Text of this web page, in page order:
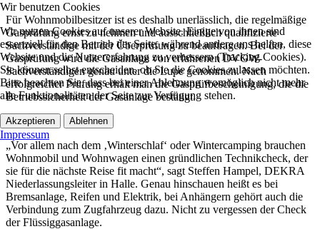
Für Wohnmobilbesitzer ist es deshalb unerlässlich, die regelmäßige
Gasprüfung ernst zu nehmen und ausschließlich qualifizierte
Sachverständige mit der Überprüfung zu beauftragen. Bei der
Gasprüfung wird die Gasanlage von erfahrenen DVGW-
Sachverständigen genau unter die Lupe genommen. Nach
erfolgreicher Prüfung erhält man die Gasprüfbescheinigung, die die
Betriebssicherheit der Gasanlage bestätigt.
„Vor allem nach dem ‚Winterschlaf‘ oder Wintercamping brauchen
Wohnmobil und Wohnwagen einen gründlichen Technikcheck, der
sie für die nächste Reise fit macht“, sagt Steffen Hampel, DEKRA
Niederlassungsleiter in Halle. Genau hinschauen heißt es bei
Bremsanlage, Reifen und Elektrik, bei Anhängern gehört auch die
Verbindung zum Zugfahrzeug dazu. Nicht zu vergessen der Check
der Flüssiggasanlage.
Wir benutzen Cookies
Wir nutzen Cookies auf unserer Website. Einige von ihnen sind
essenziell für den Betrieb der Seite, während andere uns helfen, diese
Website und die Nutzererfahrung zu verbessern (Tracking Cookies).
Sie können selbst entscheiden, ob Sie die Cookies zulassen möchten.
Bitte beachten Sie, dass bei einer Ablehnung womöglich nicht mehr
alle Funktionalitäten der Seite zur Verfügung stehen.
Akzeptieren Ablehnen
Impressum